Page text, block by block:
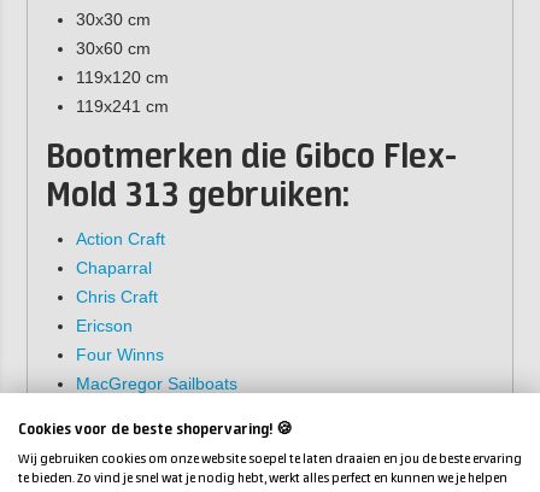
30x30 cm
30x60 cm
119x120 cm
119x241 cm
Bootmerken die Gibco Flex-
Mold 313 gebruiken:
Action Craft
Chaparral
Chris Craft
Ericson
Four Winns
MacGregor Sailboats
Motion Powerboats
Nordhaven
Cookies voor de beste shopervaring! 🍪
Wij gebruiken cookies om onze website soepel te laten draaien en jou de beste ervaring
te bieden. Zo vind je snel wat je nodig hebt, werkt alles perfect en kunnen we je helpen